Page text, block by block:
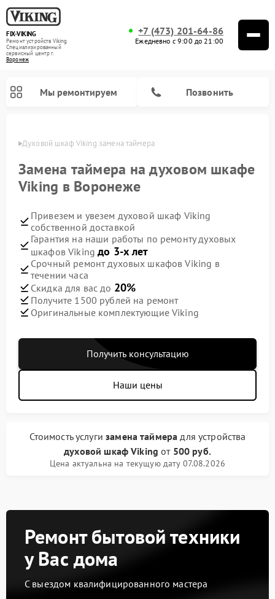
FIX-VIKING
Ремонт устройств Viking
Специализированный
cервисный центр г.
Воронеж
+7 (473) 201-64-86
Ежедневно с 9:00 до 21:00
Мы ремонтируем Позвонить
Духовой шкаф Viking замена таймера
Замена таймера на духовом шкафе
Viking в Воронеже
Привезем и увезем духовой шкаф Viking
собственной доставкой
Гарантия на наши работы по ремонту духовых
шкафов Vikingдо 3-х лет
Срочный ремонт духовых шкафов Viking в
течении часа
Скидка для вас до 20%
Получите 1500 рублей на ремонт
Оригинальные комплектующие Viking
Получить консультацию
Наши цены
Стоимость услугизамена таймера для устройства
духовой шкаф Viking от 500 руб.
Цена актуальна на текущую дату 07.08.2026
Ремонт бытовой техники
у Вас дома
С выездом квалифицированного мастера